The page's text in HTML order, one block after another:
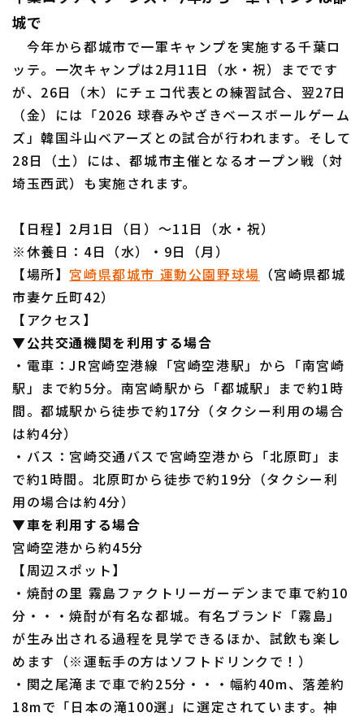
城で
今年から都城市で一軍キャンプを実施する千葉ロ
ッテ。一次キャンプは2月11日（水・祝）までです
が、26日（木）にチェコ代表との練習試合、翌27日
（金）には「2026 球春みやざきベースボールゲーム
ズ」韓国斗山ベアーズとの試合が行われます。そして
28日（土）には、都城市主催となるオープン戦（対
埼玉西武）も実施されます。
【日程】2月1日（日）～11日（水・祝）
※休養日：4日（水）・9日（月）
【場所】 宮崎県都城市 運動公園野球場 （宮崎県都城
市妻ケ丘町42）
【アクセス】
▼公共交通機関を利用する場合
・電車：JR宮崎空港線「宮崎空港駅」から「南宮崎
駅」まで約5分。南宮崎駅から「都城駅」まで約1時
間。都城駅から徒歩で約17分（タクシー利用の場合
は約4分）
・バス：宮崎交通バスで宮崎空港から「北原町」ま
で約1時間。北原町から徒歩で約19分（タクシー利
用の場合は約4分）
▼車を利用する場合
宮崎空港から約45分
【周辺スポット】
・焼酎の里 霧島ファクトリーガーデンまで車で約10
分・・・焼酎が有名な都城。有名ブランド「霧島」
が生み出される過程を見学できるほか、試飲も楽し
めます（※運転手の方はソフトドリンクで！）
・関之尾滝まで車で約25分・・・幅約40m、落差約
18mで「日本の滝100選」に選定されています。神